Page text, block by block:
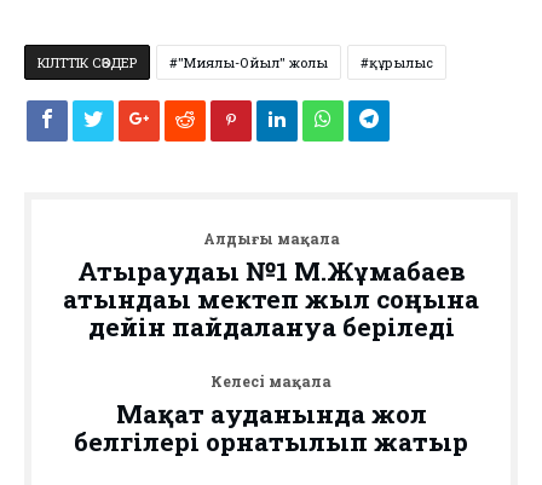
КІЛТТІК СӨЗДЕР "Миялы-Ойыл" жолы құрылыс
Алдыңғы мақала
Атыраудағы №1 М.Жұмабаев
атындағы мектеп жыл соңына
дейін пайдалануға беріледі
Келесі мақала
Мақат ауданында жол
белгілері орнатылып жатыр